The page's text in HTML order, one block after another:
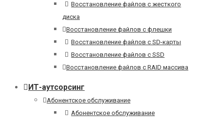
Восстановление файлов с жесткого
диска
Восстановление файлов с флешки
Восстановление файлов с SD-карты
Восстановление файлов с SSD
Восстановление файлов с RAID массива
ИТ-аутсорсинг
Абонентское обслуживание
Абонентское обслуживание